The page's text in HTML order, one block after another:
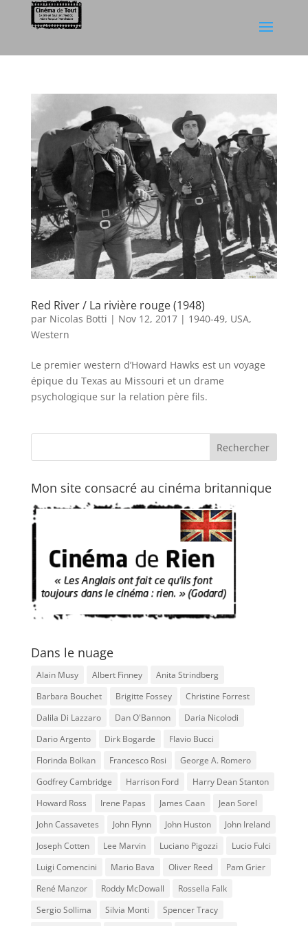
Red River / La rivière rouge (1948)
par Nicolas Botti | Nov 12, 2017| 1940-49, USA,
Western
Le premier western d’Howard Hawks est un voyage
épique du Texas au Missouri et un drame
psychologique sur la relation père fils.
Mon site consacré au cinéma britannique
Dans le nuage
Alain Musy Albert Finney
Anita Strindberg
Barbara Bouchet
Brigitte Fossey
Christine Forrest
Dalila Di Lazzaro
Dan O'Bannon
Daria Nicolodi
Dario Argento
Dirk Bogarde
Flavio Bucci
Florinda Bolkan
Francesco Rosi
George A. Romero
Godfrey Cambridge
Harrison Ford
Harry Dean Stanton
Howard Ross
Irene Papas James Caan
Jean Sorel
John Cassavetes
John Flynn John Huston
John Ireland
Joseph Cotten
Lee Marvin Luciano Pigozzi
Lucio Fulci
Luigi Comencini
Mario Bava Oliver Reed
Pam Grier
René Manzor
Roddy McDowall
Rossella Falk
Sergio Sollima
Silvia Monti
Spencer Tracy